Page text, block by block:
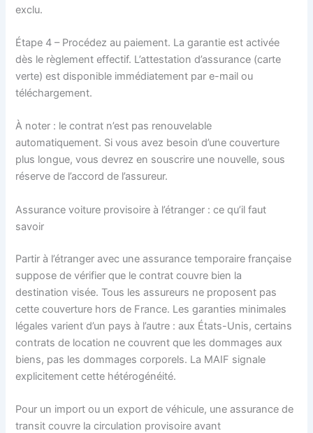
exclu.
Étape 4 – Procédez au paiement. La garantie est activée
dès le règlement effectif. L’attestation d’assurance (carte
verte) est disponible immédiatement par e-mail ou
téléchargement.
À noter : le contrat n’est pas renouvelable
automatiquement. Si vous avez besoin d’une couverture
plus longue, vous devrez en souscrire une nouvelle, sous
réserve de l’accord de l’assureur.
Assurance voiture provisoire à l’étranger : ce qu’il faut
savoir
Partir à l’étranger avec une assurance temporaire française
suppose de vérifier que le contrat couvre bien la
destination visée. Tous les assureurs ne proposent pas
cette couverture hors de France. Les garanties minimales
légales varient d’un pays à l’autre : aux États-Unis, certains
contrats de location ne couvrent que les dommages aux
biens, pas les dommages corporels. La MAIF signale
explicitement cette hétérogénéité.
Pour un import ou un export de véhicule, une assurance de
transit couvre la circulation provisoire avant